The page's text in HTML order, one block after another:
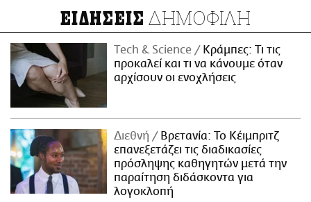
ΕΙΔΗΣΕΙΣ ΔΗΜΟΦΙΛΗ
Τech & Science
Κράμπες: Τι τις
προκαλεί και τι να κάνουμε όταν
αρχίσουν οι ενοχλήσεις
Διεθνή
Βρετανία: Το Κέιμπριτζ
επανεξετάζει τις διαδικασίες
πρόσληψης καθηγητών μετά την
παραίτηση διδάσκοντα για
λογοκλοπή